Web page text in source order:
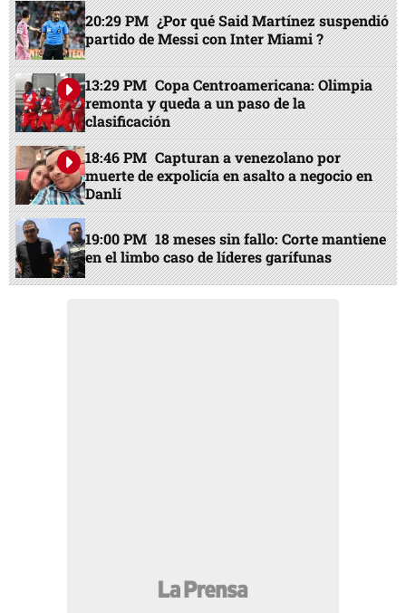
20:29 PM ¿Por qué Said Martínez suspendió
partido de Messi con Inter Miami ?
13:29 PM Copa Centroamericana: Olimpia
remonta y queda a un paso de la
clasificación
18:46 PM Capturan a venezolano por
muerte de expolicía en asalto a negocio en
Danlí
19:00 PM 18 meses sin fallo: Corte mantiene
en el limbo caso de líderes garífunas